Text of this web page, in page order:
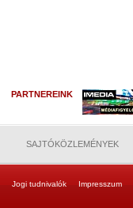
PARTNEREINK
SAJTÓKÖZLEMÉNYEK
Jogi tudnivalók Impresszum